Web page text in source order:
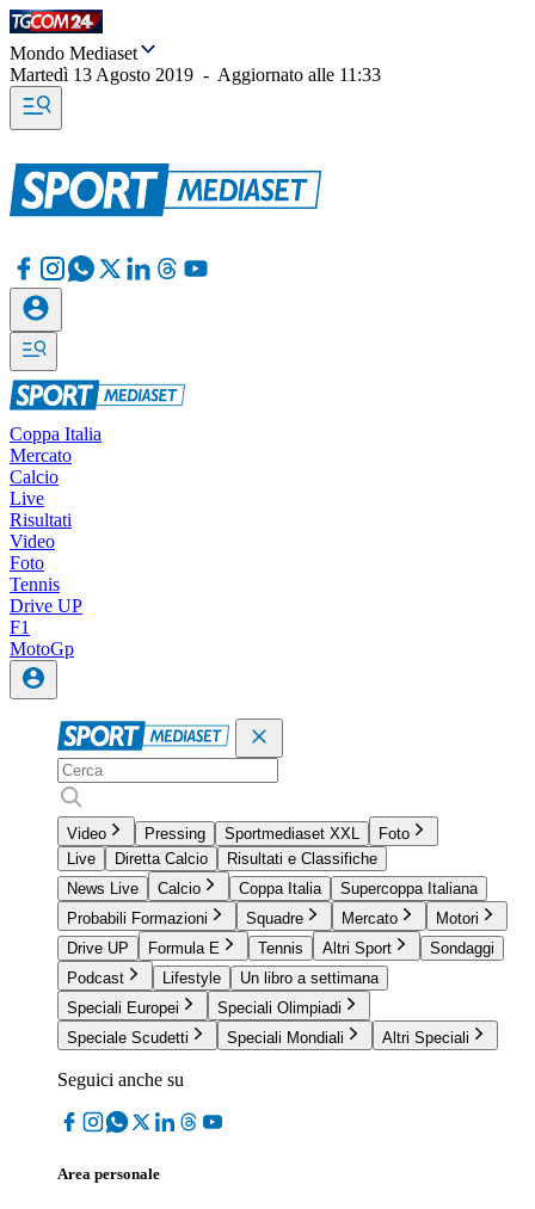
Mondo Mediaset
Martedì 13 Agosto 2019 - Aggiornato alle 11:33
Coppa Italia
Mercato
Calcio
Live
Risultati
Video
Foto
Tennis
Drive UP
F1
MotoGp
Video Pressing Sportmediaset XXL
Foto
Live
Diretta Calcio
Risultati e Classifiche
News Live
Calcio Coppa Italia
Supercoppa Italiana
Probabili Formazioni
Squadre Mercato
Motori
Drive UP
Formula E Tennis Altri Sport
Sondaggi
Podcast
Lifestyle
Un libro a settimana
Speciali Europei
Speciali Olimpiadi
Speciale Scudetti
Speciali Mondiali Altri Speciali
Seguici anche su
Area personale